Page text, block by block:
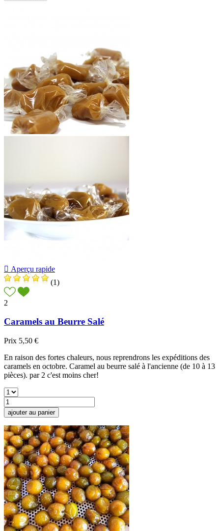
 Aperçu rapide
(1)
2
Caramels au Beurre Salé
Prix 5,50 €
En raison des fortes chaleurs, nous reprendrons les expéditions des
caramels en octobre. Caramel au beurre salé à l'ancienne (de 10 à 13
pièces). par 2 c'est moins cher!
ajouter au panier